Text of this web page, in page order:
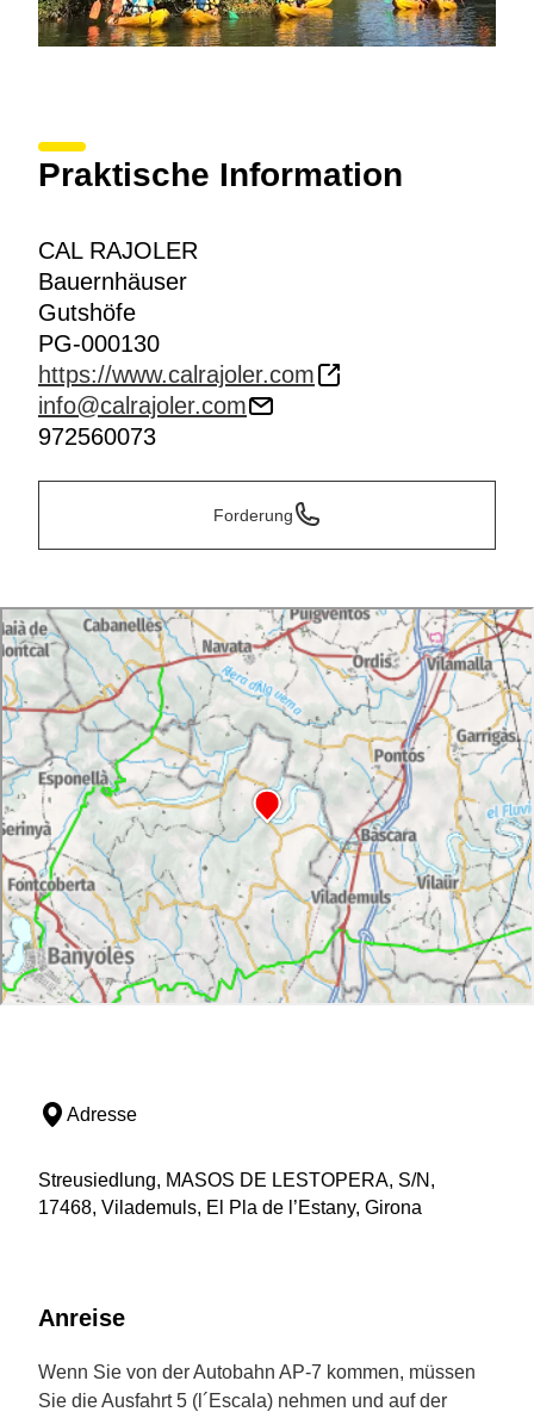
Praktische Information
CAL RAJOLER
Bauernhäuser
Gutshöfe
PG-000130
https://www.calrajoler.com
info@calrajoler.com
972560073
Forderung
Adresse
Streusiedlung, MASOS DE LESTOPERA, S/N,
17468, Vilademuls, El Pla de l’Estany, Girona
Anreise
Wenn Sie von der Autobahn AP-7 kommen, müssen
Sie die Ausfahrt 5 (l´Escala) nehmen und auf der